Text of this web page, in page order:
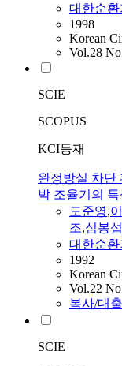
대한순환
1998
Korean
Vol.28
SCIE
SCOPUS
KCI등재
완정방실 차단
박 조율기의 특
도준영,
조,심봉섭
대한순환
1992
Korean
Vol.22
복사/대
SCIE